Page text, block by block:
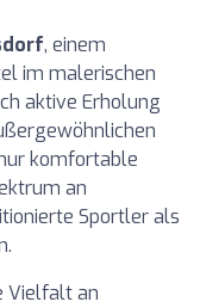
, einem
im malerischen
aktive Erholung
komfortable
an
Sportler als
Vielfalt an